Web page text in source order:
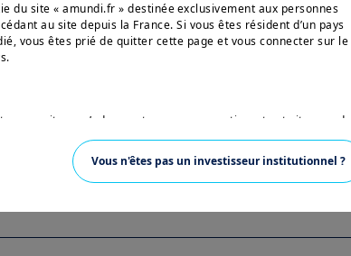
du site « amundi.fr » destinée exclusivement aux personnes
au site depuis la France. Si vous êtes résident d’un pays
vous êtes prié de quitter cette page et vous connecter sur le
ce site ne s’adressent pas aux ressortissants et citoyens des
aux «U.S. Persons», telle que cette expression est définie par la
and Exchange Commission en vertu de l’U.S. Securities Act
toute personne physique résidant aux Etats-Unis d’Amérique
organisée ou enregistrée en vertu de la réglementation
sur
Vous n'êtes pas un investisseur institutionnel ?